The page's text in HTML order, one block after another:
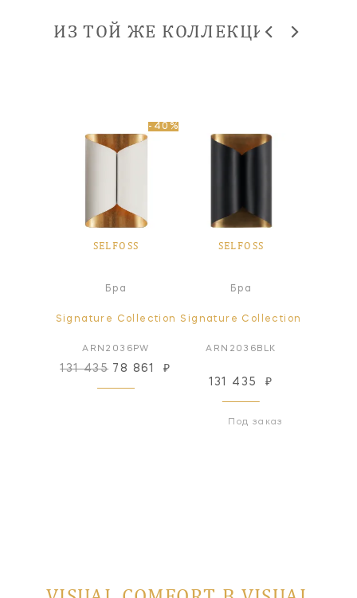
ИЗ ТОЙ ЖЕ КОЛЛЕКЦИИ
-40%
SELFOSS
Бра
Signature Collection
ARN2036PW
131 435 78 861 ₽
SELFOSS
Бра
Signature Collection
ARN2036BLK
131 435 ₽
Под заказ